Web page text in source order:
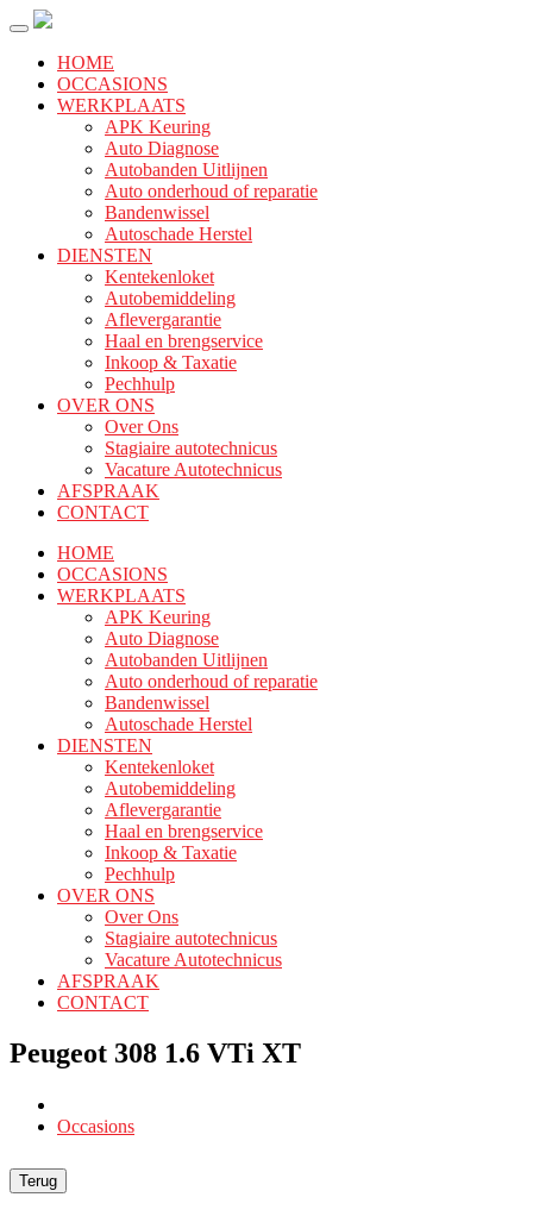
HOME
OCCASIONS
WERKPLAATS
APK Keuring
Auto Diagnose
Autobanden Uitlijnen
Auto onderhoud of reparatie
Bandenwissel
Autoschade Herstel
DIENSTEN
Kentekenloket
Autobemiddeling
Aflevergarantie
Haal en brengservice
Inkoop & Taxatie
Pechhulp
OVER ONS
Over Ons
Stagiaire autotechnicus
Vacature Autotechnicus
AFSPRAAK
CONTACT
HOME
OCCASIONS
WERKPLAATS
APK Keuring
Auto Diagnose
Autobanden Uitlijnen
Auto onderhoud of reparatie
Bandenwissel
Autoschade Herstel
DIENSTEN
Kentekenloket
Autobemiddeling
Aflevergarantie
Haal en brengservice
Inkoop & Taxatie
Pechhulp
OVER ONS
Over Ons
Stagiaire autotechnicus
Vacature Autotechnicus
AFSPRAAK
CONTACT
Peugeot 308 1.6 VTi XT
Occasions
Terug